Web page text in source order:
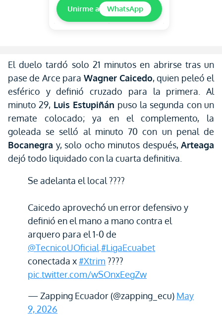
Unirme a WhatsApp
El duelo tardó solo 21 minutos en abrirse tras un
pase de Arce para Wagner Caicedo, quien peleó el
esférico y definió cruzado para la primera. Al
minuto 29, Luis Estupiñán puso la segunda con un
remate colocado; ya en el complemento, la
goleada se selló al minuto 70 con un penal de
Bocanegra y, solo ocho minutos después, Arteaga
dejó todo liquidado con la cuarta definitiva.
Se adelanta el local ????
Caicedo aprovechó un error defensivo y
definió en el mano a mano contra el
arquero para el 1-0 de
@TecnicoUOficial #LigaEcuabet
conectada x#Xtrim ????
pic.twitter.com/wSOnxEegZw
— Zapping Ecuador (@zapping_ecu) May
9, 2026